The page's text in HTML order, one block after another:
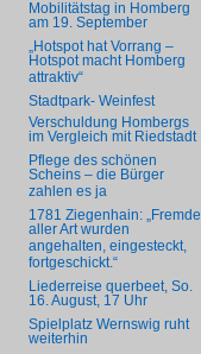
Mobilitätstag in Homberg
am 19. September
„Hotspot hat Vorrang –
Hotspot macht Homberg
attraktiv“
Stadtpark- Weinfest
Verschuldung Hombergs
im Vergleich mit Riedstadt
Pflege des schönen
Scheins – die Bürger
zahlen es ja
1781 Ziegenhain: „Fremde
aller Art wurden
angehalten, eingesteckt,
fortgeschickt.“
Liederreise querbeet, So.
16. August, 17 Uhr
Spielplatz Wernswig ruht
weiterhin